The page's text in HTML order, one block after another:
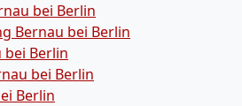
bei Berlin
Bernau bei Berlin
Berlin
bei Berlin
Berlin